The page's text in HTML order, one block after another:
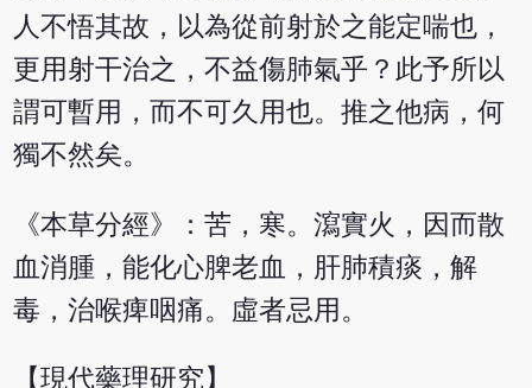
人不悟其故，以為從前射於之能定喘也，
更用射干治之，不益傷肺氣乎？此予所以
謂可暫用，而不可久用也。推之他病，何
獨不然矣。
《本草分經》：苦，寒。瀉實火，因而散
血消腫，能化心脾老血，肝肺積痰，解
毒，治喉痺咽痛。虛者忌用。
【現代藥理研究】